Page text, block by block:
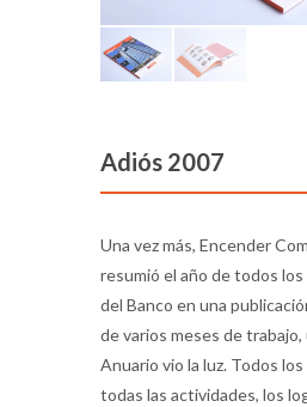
Adiós 2007
Una vez más, Encender
resumió el año de todos
del Banco en una
de varios meses de
Anuario vio la luz. Todos
todas las actividades, los